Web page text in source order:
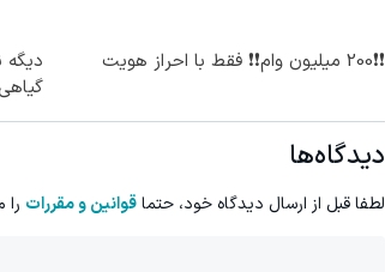
❗❗200 میلیون وام❗❗ فقط با احراز هویت
دیدگاه‌ها
لطفا قبل از ارسال دیدگاه خود، حتماقوانین و مقررات را